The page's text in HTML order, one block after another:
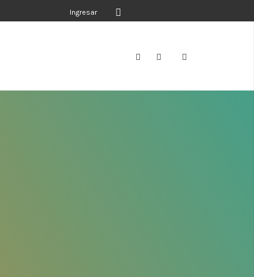
Ingresar